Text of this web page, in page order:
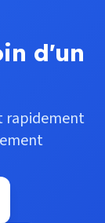
d'un
rapidement